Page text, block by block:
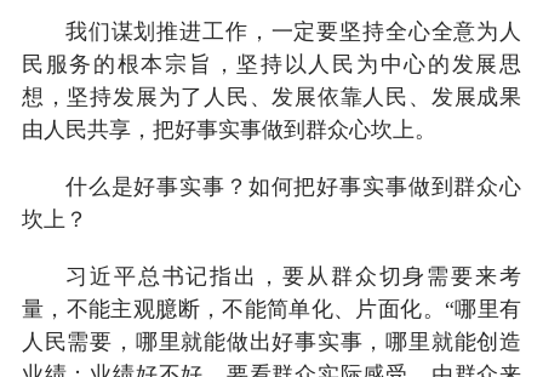
我们谋划推进工作，一定要坚持全心全意为人
民服务的根本宗旨，坚持以人民为中心的发展思
想，坚持发展为了人民、发展依靠人民、发展成果
由人民共享，把好事实事做到群众心坎上。
什么是好事实事？如何把好事实事做到群众心
坎上？
习近平总书记指出，要从群众切身需要来考
量，不能主观臆断，不能简单化、片面化。“哪里有
人民需要，哪里就能做出好事实事，哪里就能创造